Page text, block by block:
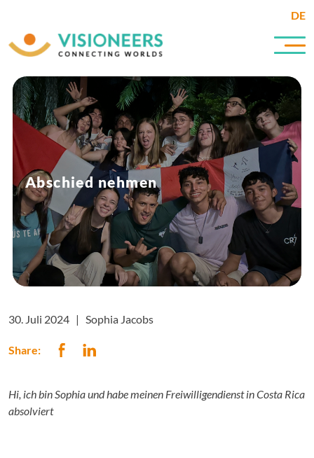
DE
Abschied nehmen
30. Juli 2024 | Sophia Jacobs
Share:
Hi, ich bin Sophia und habe meinen Freiwilligendienst in Costa Rica
absolviert